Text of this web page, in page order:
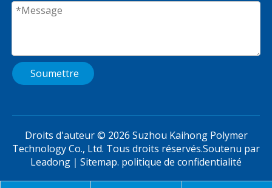
Soumettre
Droits d'auteur © 2026 Suzhou Kaihong Polymer
Technology Co., Ltd. Tous droits réservés.Soutenu par
Leadong ｜ Sitemap. politique de confidentialité